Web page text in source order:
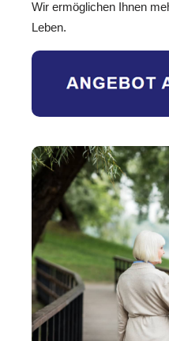
Wir ermöglichen Ihnen
Leben.